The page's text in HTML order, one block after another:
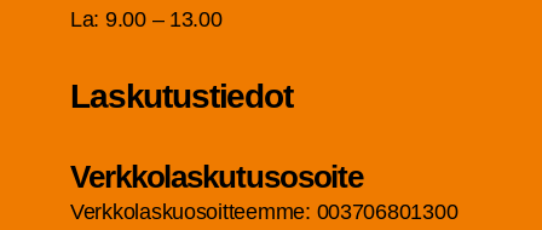
La: 9.00 – 13.00
Las­ku­tus­tie­dot
Verk­ko­las­ku­tuso­soi­te
Verk­ko­las­kuo­soit­teem­me: 003706801300